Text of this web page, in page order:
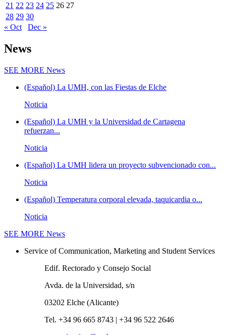
21 22 23 24 25 26 27
28 29 30
« Oct
Dec »
News
SEE MORE News
(Español) La UMH, con las Fiestas de Elche
Noticia
(Español) La UMH y la Universidad de Cartagena
refuerzan...
Noticia
(Español) La UMH lidera un proyecto subvencionado con...
Noticia
(Español) Temperatura corporal elevada, taquicardia o...
Noticia
SEE MORE News
Service of Communication, Marketing and Student Services
Edif. Rectorado y Consejo Social
Avda. de la Universidad, s/n
03202 Elche (Alicante)
Tel. +34 96 665 8743 | +34 96 522 2646